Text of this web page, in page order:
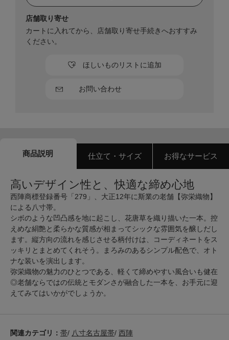
お問い合わせ
ほしいものリストに追加
店舗取り寄せ
カートに入れてから、店舗取り寄せ手続きへおすすみ
ください。
商品説明 仕立て・サイズ お得なサービス
高いデザイン性と、快適な締め心地
西陣商標登録番号「279」、大正12年に斯業の老舗【弥栄織物】
による八寸帯。
シボのような凹凸感を地に起こし、花唐草を織り描いた一本。控
えめな絹艶と柔らかな質感が相まってシックな雰囲気を醸しだし
ます。縦方向の流れを感じさせる柄付けは、コーディネートをス
ッキリとまとめてくれそう。まろみのあるシンプル配色で、オト
ナな装いを演出します。
弥栄織物の魅力のひとつである、軽くて締めやすい風合いも健在
◎老舗ならではの伝統とモダンさが融合した一本を、お手元に迎
えてみてはいかがでしょうか。
関連カテゴリ： 帯/ 八寸名古屋帯/ 西陣